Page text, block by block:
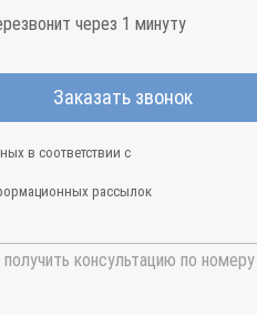
через 1 минуту
Заказать звонок
в соответствии с
рассылок
консультацию по номеру